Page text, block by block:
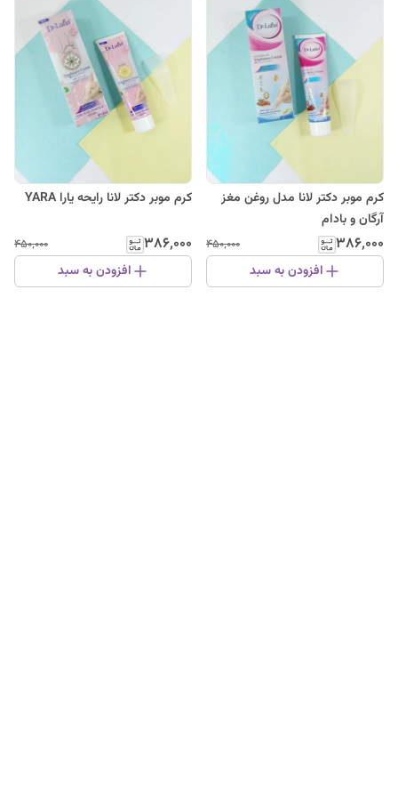
کرم موبر دکتر لانا مدل روغن مغز
آرگان و بادام
۳۸۶٬۰۰۰ ۴۵۰٬۰۰۰
افزودن به سبد
کرم موبر دکتر لانا رایحه یارا YARA
۳۸۶٬۰۰۰ ۴۵۰٬۰۰۰
افزودن به سبد